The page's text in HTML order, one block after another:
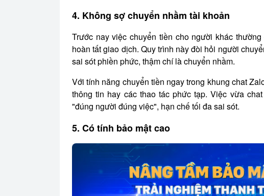
4. Không sợ chuyển nhầm tài khoản
Trước nay việc chuyển tiền cho người khác
hoàn tất giao dịch. Quy trình này đòi hỏi người
sai sót phiền phức, thậm chí là chuyển nhầm.
Với tính năng chuyển tiền ngay trong khung chat
thông tin hay các thao tác phức tạp. Việc vừa
"đúng người đúng việc", hạn chế tối đa sai sót.
5. Có tính bảo mật cao